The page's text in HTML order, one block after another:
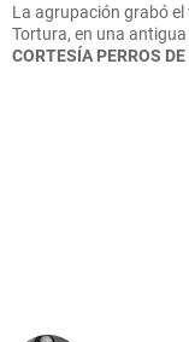
La agrupación grabó el
Tortura, en una
CORTESÍA PERROS DE